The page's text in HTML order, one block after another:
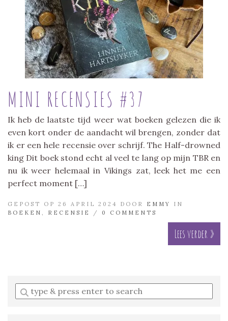
MINI RECENSIES #37
Ik heb de laatste tijd weer wat boeken gelezen die ik
even kort onder de aandacht wil brengen, zonder dat
ik er een hele recensie over schrijf. The Half-drowned
king Dit boek stond echt al veel te lang op mijn TBR en
nu ik weer helemaal in Vikings zat, leek het me een
perfect moment […]
GEPOST OP 26 APRIL 2024 DOOR EMMY
IN
BOEKEN
RECENSIE / 0 COMMENTS
Lees verder »
Enter
a